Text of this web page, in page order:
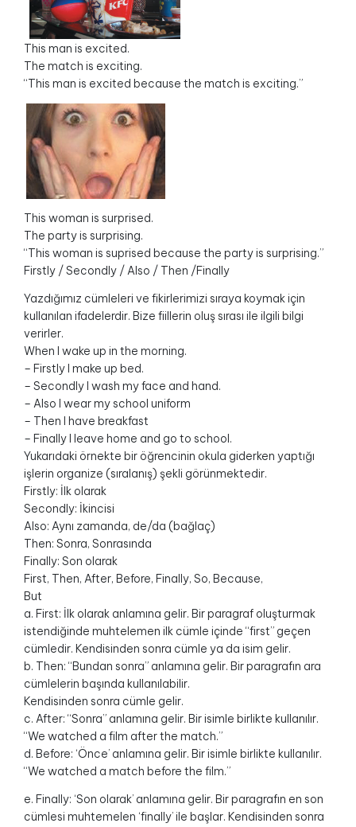
This man is excited.
The match is exciting.
“This man is excited because the match is exciting.”
This woman is surprised.
The party is surprising.
“This woman is suprised because the party is surprising.”
Firstly / Secondly / Also / Then /Finally
Yazdığımız cümleleri ve fikirlerimizi sıraya koymak için
kullanılan ifadelerdir. Bize fiillerin oluş sırası ile ilgili bilgi
verirler.
When I wake up in the morning.
– Firstly I make up bed.
– Secondly I wash my face and hand.
– Also I wear my school uniform
– Then I have breakfast
– Finally I leave home and go to school.
Yukarıdaki örnekte bir öğrencinin okula giderken yaptığı
işlerin organize (sıralanış) şekli görünmektedir.
Firstly: İlk olarak
Secondly: İkincisi
Also: Aynı zamanda, de/da (bağlaç)
Then: Sonra, Sonrasında
Finally: Son olarak
First, Then, After, Before, Finally, So, Because,
But
a. First: İlk olarak anlamına gelir. Bir paragraf oluşturmak
istendiğinde muhtelemen ilk cümle içinde “first” geçen
cümledir. Kendisinden sonra cümle ya da isim gelir.
b. Then: “Bundan sonra” anlamına gelir. Bir paragrafın ara
cümlelerin başında kullanılabilir.
Kendisinden sonra cümle gelir.
c. After: “Sonra” anlamına gelir. Bir isimle birlikte kullanılır.
“We watched a film after the match.”
d. Before: ‘Önce’ anlamına gelir. Bir isimle birlikte kullanılır.
“We watched a match before the film.”
e. Finally: ‘Son olarak’ anlamına gelir. Bir paragrafın en son
cümlesi muhtemelen ‘finally’ ile başlar. Kendisinden sonra